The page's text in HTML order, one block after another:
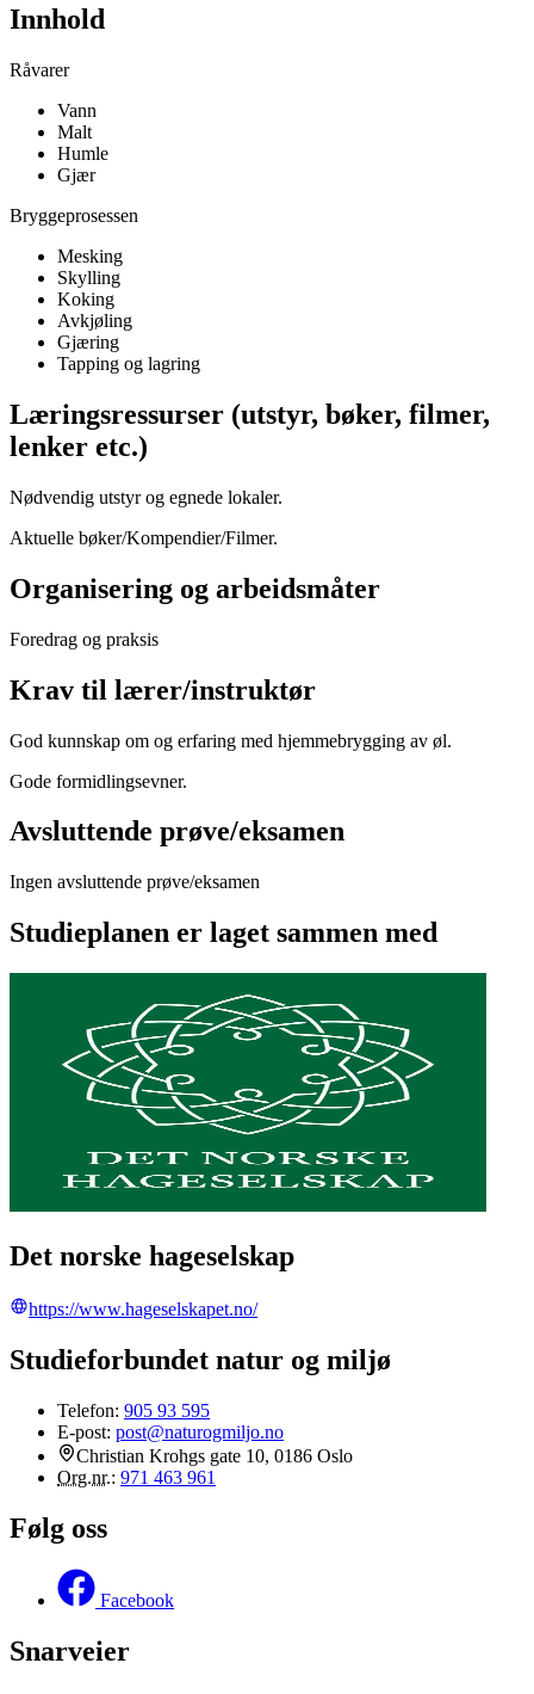
Innhold
Råvarer
Vann
Malt
Humle
Gjær
Bryggeprosessen
Mesking
Skylling
Koking
Avkjøling
Gjæring
Tapping og lagring
Læringsressurser (utstyr, bøker, filmer,
lenker etc.)
Nødvendig utstyr og egnede lokaler.
Aktuelle bøker/Kompendier/Filmer.
Organisering og arbeidsmåter
Foredrag og praksis
Krav til lærer/instruktør
God kunnskap om og erfaring med hjemmebrygging av øl.
Gode formidlingsevner.
Avsluttende prøve/eksamen
Ingen avsluttende prøve/eksamen
Studieplanen er laget sammen med
Det norske hageselskap
https://www.hageselskapet.no/
Studieforbundet natur og miljø
Telefon: 905 93 595
E-post: post@naturogmiljo.no
Christian Krohgs gate 10, 0186 Oslo
Org.nr.: 971 463 961
Følg oss
Facebook
Snarveier